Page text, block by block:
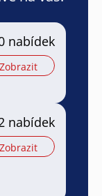
nabídek
Zobrazit
nabídek
Zobrazit